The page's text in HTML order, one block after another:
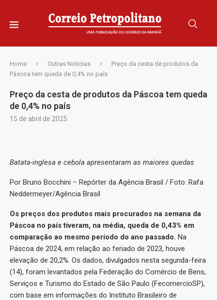
Home Outras Noticias
Preço da cesta de produtos da
Páscoa tem queda de 0,4% no país
Preço da cesta de produtos da Páscoa tem queda
de 0,4% no país
15 de abril de 2025
Batata-inglesa e cebola apresentaram as maiores quedas
Por Bruno Bocchini – Repórter da Agência Brasil / Foto: Rafa
Neddermeyer/Agência Brasil
Os preços dos produtos mais procurados na semana da
Páscoa no país tiveram, na média, queda de 0,43% em
comparação ao mesmo período do ano passado. Na
Páscoa de 2024, em relação ao feriado de 2023, houve
elevação de 20,2%. Os dados, divulgados nesta segunda-feira
(14), foram levantados pela Federação do Comércio de Bens,
Serviços e Turismo do Estado de São Paulo (FecomercioSP),
com base em informações do Instituto Brasileiro de